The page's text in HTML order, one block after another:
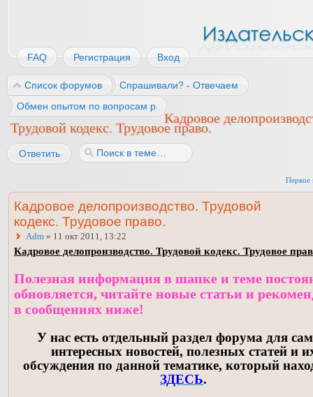
FAQ Регистрация Вход
Список форумов
Спрашивали? - Отвечаем
Обмен опытом по вопросам работы
Кадровое
Трудовой кодекс. Трудовое право.
Ответить
Первое
Кадровое делопроизводство. Трудовой
кодекс. Трудовое право.
Adm » 11 окт 2011, 13:22
Кадровое делопроизводство. Трудовой кодекс. Трудовое
Полезная информация в шапке и теме
обновляется, читайте новые статьи и
в сообщениях ниже!
У нас есть отдельный раздел форума для
интересных новостей, полезных статей и
обсуждения по данной тематике, который
ЗДЕСЬ.